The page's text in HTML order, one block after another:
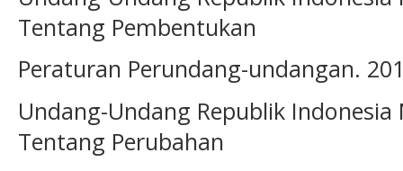
Tentang Pembentukan
Peraturan Perundang-undangan.
Undang-Undang Republik
Tentang Perubahan